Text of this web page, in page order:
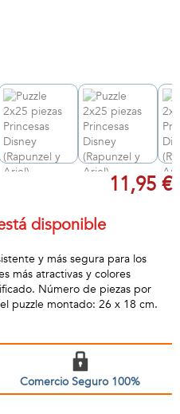
11,95 €
disponible
y más segura para los
más atractivas y colores
Número de piezas por
puzzle montado: 26 x 18 cm.
Comercio Seguro 100%